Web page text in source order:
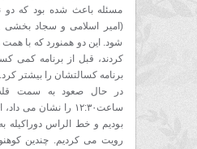
مسئله باعث شده بود که دو
(امیر اسلامی و سجاد بخشی
شود. این دو همنورد که با همت
کردند، قبل از برنامه کمی
برنامه کسالتشان را بیشتر کرد.
در حال صعود به سمت
ساعت۱۲:۳۰ را نشان
بودیم و خط الراس دوراکیله
رویت می کردیم. چندین